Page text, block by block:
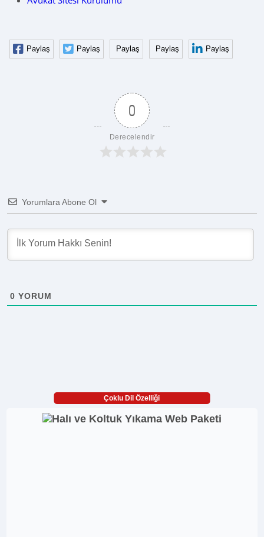
Paylaş Paylaş Paylaş Paylaş Paylaş
0
Derecelendir
Yorumlara Abone Ol
0 YORUM
Çoklu Dil Özelliği